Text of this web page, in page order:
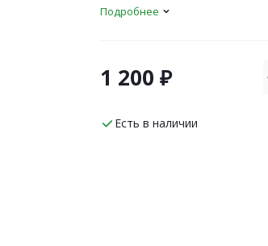
Подробнее
1 200 ₽
Есть в наличии